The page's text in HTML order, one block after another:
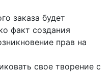
заказа будет
факт создания
прав на
свое творение с